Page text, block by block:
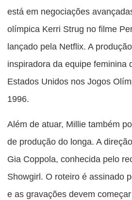
FacebookTwitter
está em negociações
olímpica Kerri Strug no filme
lançado pela Netflix. A
inspiradora da equipe feminina
Estados Unidos nos Jogos
1996.
Além de atuar, Millie também
de produção do longa. A
Gia Coppola, conhecida pelo
Showgirl. O roteiro é assinado
e as gravações devem